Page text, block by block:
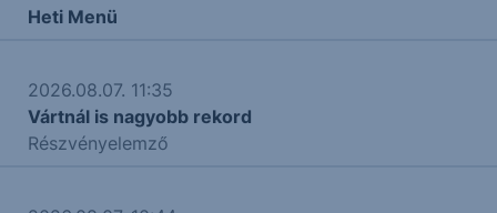
Heti Menü
2026.08.07. 11:35
Vártnál is nagyobb rekord
Részvényelemző